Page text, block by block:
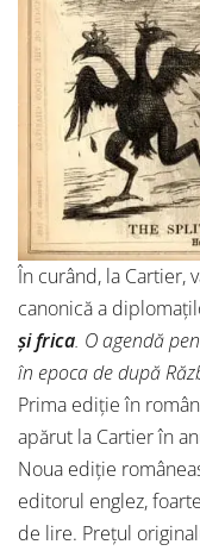
În curând, la Cartier,
canonică a
și frica. O agendă
în epoca de după
Prima ediție în
apărut la Cartier în
Noua ediție
editorul englez,
de lire. Prețul